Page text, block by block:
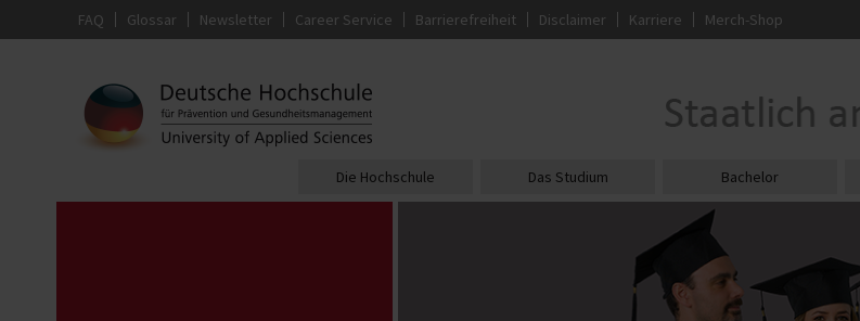
FAQ Glossar Newsletter Career Service Barrierefreiheit Disclaimer Karriere Merch-Shop
Die Hochschule Das Studium Bachelor